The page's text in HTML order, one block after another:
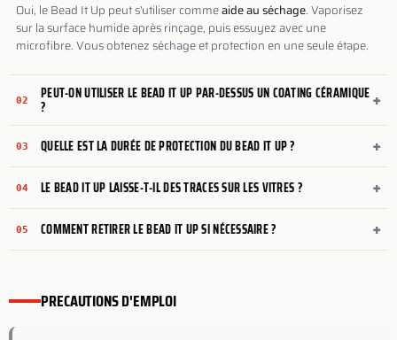
Oui, le Bead It Up peut s'utiliser commeaide au séchage. Vaporisez
sur la surface humide après rinçage, puis essuyez avec une
microfibre. Vous obtenez séchage et protection en une seule étape.
02 PEUT-ON UTILISER LE BEAD IT UP PAR-DESSUS UN COATING CÉRAMIQUE
? +
03 QUELLE EST LA DURÉE DE PROTECTION DU BEAD IT UP ? +
04 LE BEAD IT UP LAISSE-T-IL DES TRACES SUR LES VITRES ? +
05 COMMENT RETIRER LE BEAD IT UP SI NÉCESSAIRE ? +
PRECAUTIONS D'EMPLOI